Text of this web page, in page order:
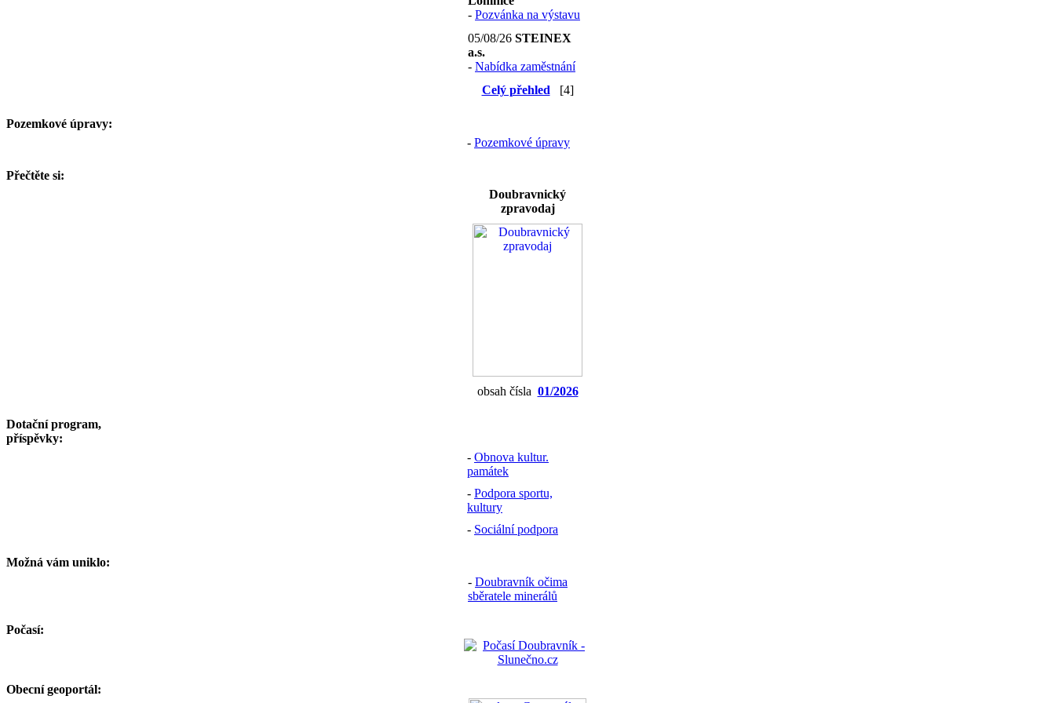
- Pozvánka na výstavu
05/08/26 STEINEX
a.s.
- Nabídka zaměstnání
Celý přehled[4]
Pozemkové úpravy:
- Pozemkové úpravy
Přečtěte si:
Doubravnický
zpravodaj
obsah čísla 01/2026
Dotační program,
příspěvky:
- Obnova kultur.
památek
- Podpora sportu,
kultury
- Sociální podpora
Možná vám uniklo:
- Doubravník očima
sběratele minerálů
Počasí:
Obecní geoportál: